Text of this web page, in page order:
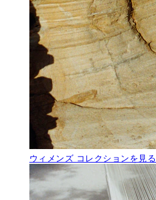
ウィメンズ コレクションを見る